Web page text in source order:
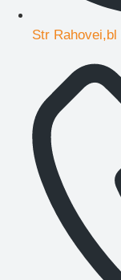
Str Rahovei,bl